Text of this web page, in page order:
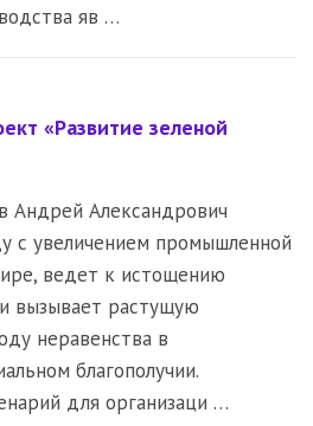
яв …
«Развитие зеленой
Андрей Александрович
с увеличением промышленной
ведет к истощению
вызывает растущую
неравенства в
благополучии.
для организаци …